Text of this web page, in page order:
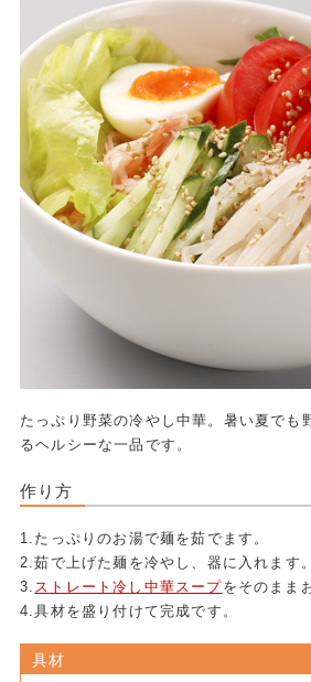
たっぷり野菜の冷やし中華。暑い夏でも
るヘルシーな一品です。
作り方
1.たっぷりのお湯で麺を茹でます。
2.茹で上げた麺を冷やし、器に入れます。
3. ストレート冷し中華スープをそのまま
4.具材を盛り付けて完成です。
具材